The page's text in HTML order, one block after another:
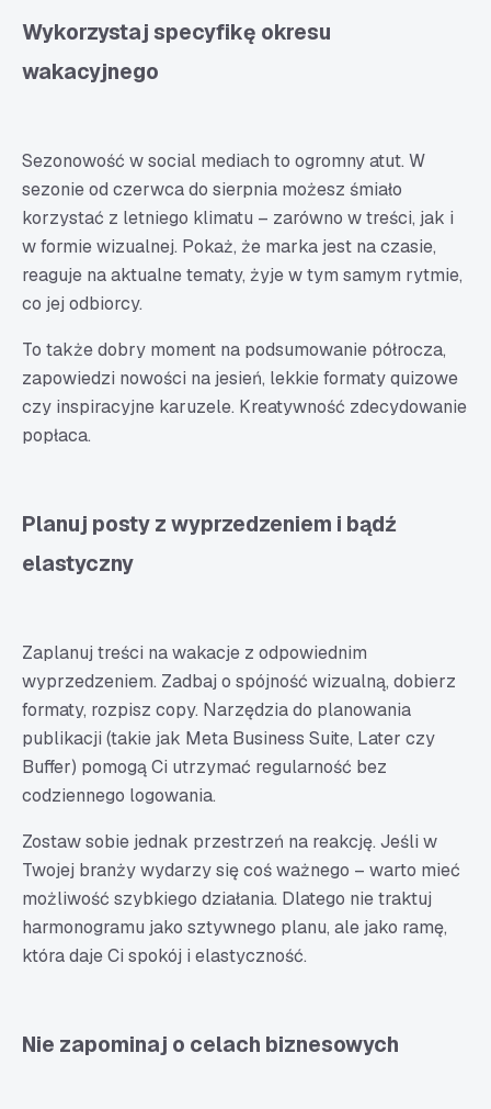
Wykorzystaj specyfikę okresu
wakacyjnego
Sezonowość w social mediach to ogromny atut. W
sezonie od czerwca do sierpnia możesz śmiało
korzystać z letniego klimatu – zarówno w treści, jak i
w formie wizualnej. Pokaż, że marka jest na czasie,
reaguje na aktualne tematy, żyje w tym samym rytmie,
co jej odbiorcy.
To także dobry moment na podsumowanie półrocza,
zapowiedzi nowości na jesień, lekkie formaty quizowe
czy inspiracyjne karuzele. Kreatywność zdecydowanie
popłaca.
Planuj posty z wyprzedzeniem i bądź
elastyczny
Zaplanuj treści na wakacje z odpowiednim
wyprzedzeniem. Zadbaj o spójność wizualną, dobierz
formaty, rozpisz copy. Narzędzia do planowania
publikacji (takie jak Meta Business Suite, Later czy
Buffer) pomogą Ci utrzymać regularność bez
codziennego logowania.
Zostaw sobie jednak przestrzeń na reakcję. Jeśli w
Twojej branży wydarzy się coś ważnego – warto mieć
możliwość szybkiego działania. Dlatego nie traktuj
harmonogramu jako sztywnego planu, ale jako ramę,
która daje Ci spokój i elastyczność.
Nie zapominaj o celach biznesowych